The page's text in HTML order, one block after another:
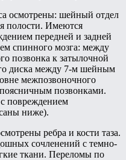
осмотрены: шейный отдел
полости. Имеются
передней и задней
спинного мозга: между
позвонка к затылочной
диска между 7-м шейным
межпозвоночного
позвонками.
повреждением
ниже).
ребра и кости таза.
сочленений с темно-
ткани. Переломы по